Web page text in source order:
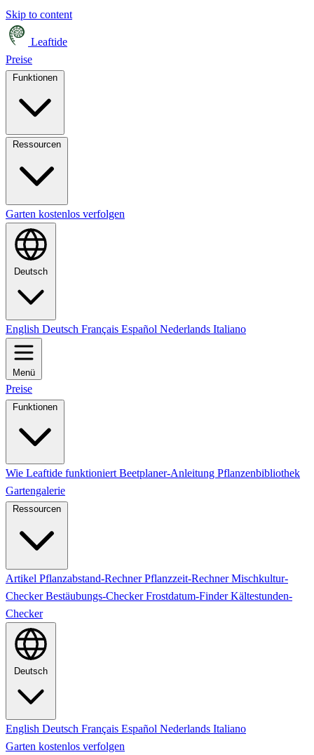
Skip to content
Leaftide
Preise
Garten kostenlos verfolgen
Deutsch
English Deutsch Français Español Nederlands Italiano
Menü
Preise
Funktionen
Wie Leaftide funktioniert Beetplaner-Anleitung Pflanzenbibliothek
Gartengalerie
Ressourcen
Artikel Pflanzabstand-RechnerPflanzzeit-RechnerMischkultur-
CheckerBestäubungs-CheckerFrostdatum-FinderKältestunden-
Checker
Deutsch
English Deutsch Français Español Nederlands Italiano
Garten kostenlos verfolgen